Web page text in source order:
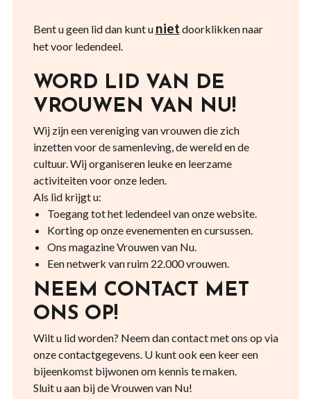
Bent u geen lid dan kunt u niet doorklikken naar
het voor ledendeel.
WORD LID VAN DE
VROUWEN VAN NU!
Wij zijn een vereniging van vrouwen die zich
inzetten voor de samenleving, de wereld en de
cultuur. Wij organiseren leuke en leerzame
activiteiten voor onze leden.
Als lid krijgt u:
Toegang tot het ledendeel van onze website.
Korting op onze evenementen en cursussen.
Ons magazine Vrouwen van Nu.
Een netwerk van ruim 22.000 vrouwen.
NEEM CONTACT MET
ONS OP!
Wilt u lid worden? Neem dan contact met ons op via
onze contactgegevens. U kunt ook een keer een
bijeenkomst bijwonen om kennis te maken.
Sluit u aan bij de Vrouwen van Nu!